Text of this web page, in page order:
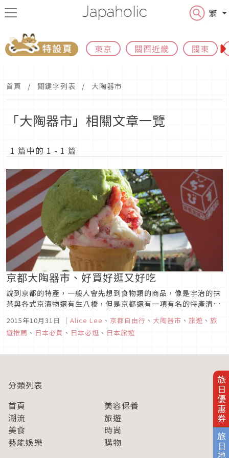
繁
東京 關西近畿 關東
旅日優惠券
首頁 關鍵字列表 大陶器市
「大陶器市」相關文章一覽
1 篇中的 1 - 1 篇
京都大陶器市、好買好逛又好吃
說到京都的特產，一般人會先想到食物類的商品，像是宇治的抹
茶與各式京漬物還有生八橋，但是京都還有一項有名的特產清水
星期日，在清水燒的故鄉京都山科會舉辦盛大的陶器祭典，除了
當地的店家還有來自日本其他區域的陶器店都聚集在清水燒団
2015年10月31日 ｜ Alice Lee 、 京都自由行 、 大陶器市 、 旅遊 、 旅
遊推薦 、 日本必買 、 日本必逛 、 日本旅遊
分類列表
首頁
美容保養
潮流
旅遊
美食
時尚
藝能娛樂
購物